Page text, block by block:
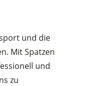
und die
Mit Spatzen
und
zu